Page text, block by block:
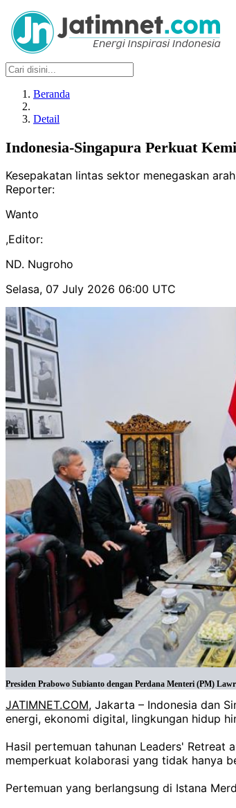
Beranda
Detail
Indonesia-Singapura Perkuat
Kesepakatan lintas sektor menegaskan
Reporter:
Wanto
,Editor:
ND. Nugroho
Selasa, 07 July 2026 06:00 UTC
Presiden Prabowo Subianto dengan Perdana Menteri (PM)
JATIMNET.COM, Jakarta – Indonesia dan
energi, ekonomi digital, lingkungan hidup
Hasil pertemuan tahunan Leaders' Retreat
memperkuat kolaborasi yang tidak hanya
Pertemuan yang berlangsung di Istana